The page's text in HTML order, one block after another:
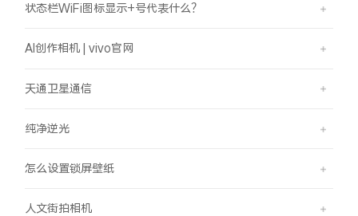
状态栏WiFi图标显示+号代表什么？
AI创作相机 | vivo官网
天通卫星通信
纯净逆光
怎么设置锁屏壁纸
人文街拍相机